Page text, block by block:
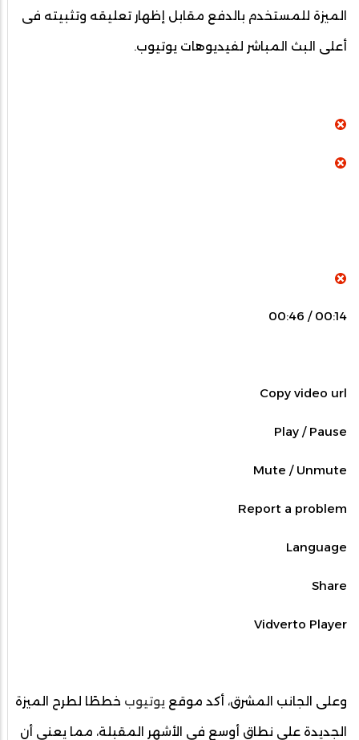
الميزة للمستخدم بالدفع مقابل إظهار تعليقه وتثبيته فى
أعلى البث المباشر لفيديوهات يوتيوب.
00:14 / 00:46
Copy video url
Play / Pause
Mute / Unmute
Report a problem
Language
Share
Vidverto Player
وعلى الجانب المشرق، أكد موقع يوتيوب خططًا لطرح الميزة
الجديدة على نطاق أوسع في الأشهر المقبلة، مما يعني أن